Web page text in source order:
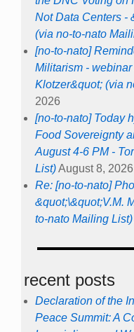
Not Data Centers -
(via no-to-nato
[no-to-nato]
Militarism -
Klotzer&quot; (via
2026
[no-to-nato] Today
Food Sovereignty
August 4-6 PM -
List)August 8, 2026
Re: [no-to-nato]
&quot;\&quot;V.M.
to-nato Mailing List)
recent posts
Declaration of the
Peace Summit: A